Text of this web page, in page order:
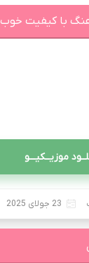
با کیفیت خوب 128
موزیــکیـــو
23 جولای 2025